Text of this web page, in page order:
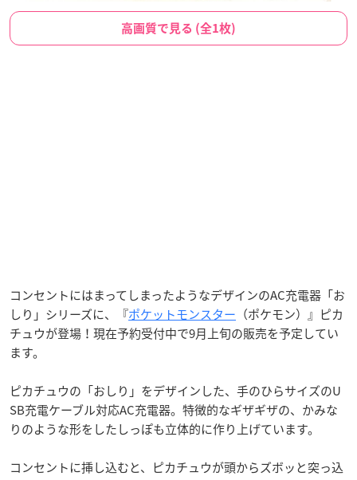
高画質で見る (全1枚)
コンセントにはまってしまったようなデザインのAC充電器「お
しり」シリーズに、『ポケットモンスター （ポケモン）』ピカ
チュウが登場！現在予約受付中で9月上旬の販売を予定してい
ます。
ピカチュウの「おしり」をデザインした、手のひらサイズのU
SB充電ケーブル対応AC充電器。特徴的なギザギザの、かみな
りのような形をしたしっぽも立体的に作り上げています。
コンセントに挿し込むと、ピカチュウが頭からズボッと突っ込